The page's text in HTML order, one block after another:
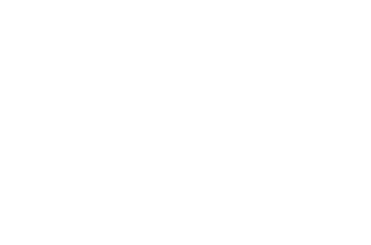
A++/ A+, 7 stupňov rýchlosti, Wifi modul,